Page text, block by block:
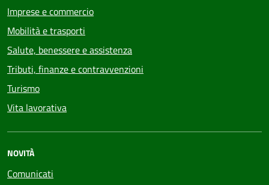
Imprese e commercio
Mobilità e trasporti
Salute, benessere e assistenza
Tributi, finanze e contravvenzioni
Turismo
Vita lavorativa
NOVITÀ
Comunicati